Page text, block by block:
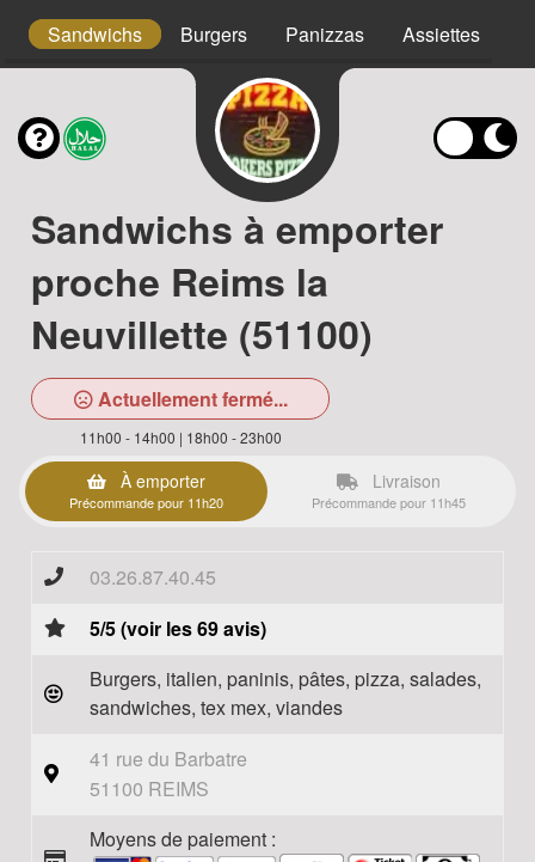
Sandwichs Burgers Panizzas Assiettes
Sandwichs à emporter
proche Reims la
Neuvillette (51100)
Actuellement fermé...
11h00 - 14h00 | 18h00 - 23h00
À emporter
Précommande pour 11h20
Livraison
Précommande pour 11h45
03.26.87.40.45
5/5 (voir les 69 avis)
Burgers, italien, paninis, pâtes, pizza, salades,
sandwiches, tex mex, viandes
41 rue du Barbatre
51100 REIMS
Moyens de paiement :